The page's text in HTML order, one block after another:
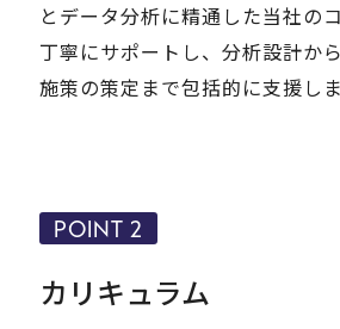
とデータ分析に精通した当社の
丁寧にサポートし、分析設計か
施策の策定まで包括的に支援しま
カリキュラム
POINT 2